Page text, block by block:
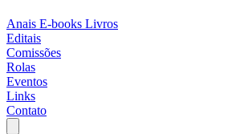
Anais E-books Livros
Editais
Comissões
Rolas
Eventos
Links
Contato